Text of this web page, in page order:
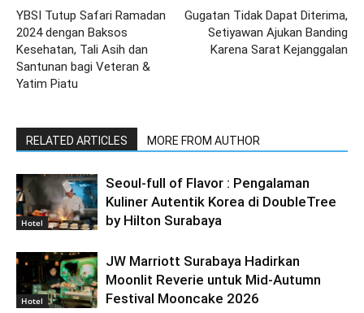
YBSI Tutup Safari Ramadan
2024 dengan Baksos
Kesehatan, Tali Asih dan
Santunan bagi Veteran &
Yatim Piatu
Gugatan Tidak Dapat Diterima,
Setiyawan Ajukan Banding
Karena Sarat Kejanggalan
RELATED ARTICLES MORE FROM AUTHOR
Hotel
Seoul-full of Flavor : Pengalaman
Kuliner Autentik Korea di DoubleTree
by Hilton Surabaya
Hotel
JW Marriott Surabaya Hadirkan
Moonlit Reverie untuk Mid-Autumn
Festival Mooncake 2026